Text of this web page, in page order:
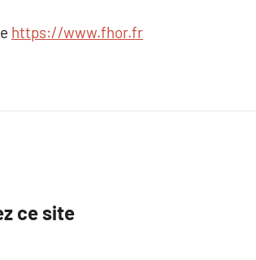
https://www.fhor.fr
ce site